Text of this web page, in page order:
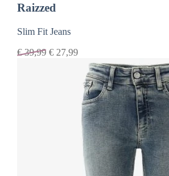
Raizzed
Slim Fit Jeans
€39,99 € 27,99